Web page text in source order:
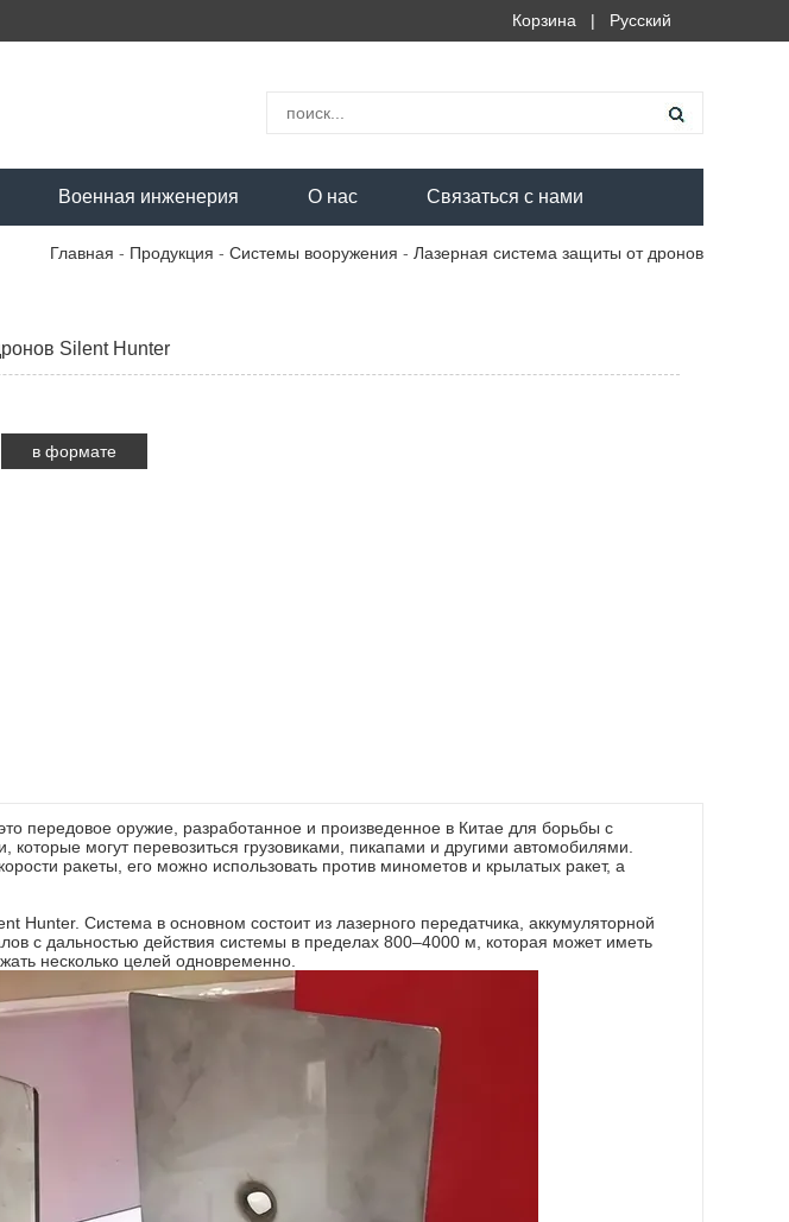
Русский
|
Корзина
Военная инженерия О нас Связаться с нами
Главная - Продукция - Системы вооружения - Лазерная система защиты от дронов
Silent Hunter
в формате
передовое оружие, разработанное и произведенное в Китае для борьбы с
могут перевозиться грузовиками, пикапами и другими автомобилями.
ракеты, его можно использовать против минометов и крылатых ракет, а
Hunter. Система в основном состоит из лазерного передатчика, аккумуляторной
с дальностью действия системы в пределах 800–4000 м, которая может иметь
несколько целей одновременно.